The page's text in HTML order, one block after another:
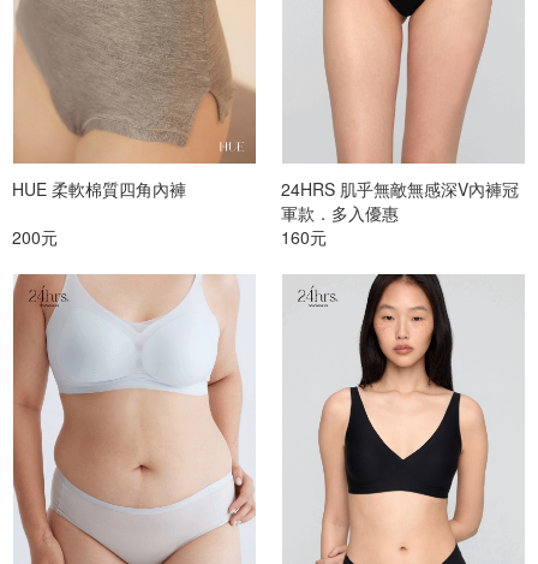
HUE 柔軟棉質四角內褲
200元
24HRS 肌乎無敵無感深V內褲冠
軍款．多入優惠
160元